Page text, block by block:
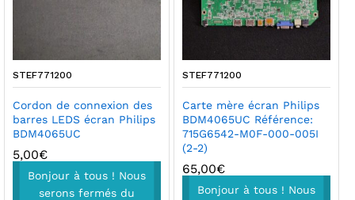
STEF771200
Cordon de connexion des
barres LEDS écran Philips
BDM4065UC
5,00€
Bonjour à tous ! Nous
serons fermés du
STEF771200
Carte mère écran Philips
BDM4065UC Référence:
715G6542-M0F-000-005I
(2-2)
65,00€
Bonjour à tous ! Nous